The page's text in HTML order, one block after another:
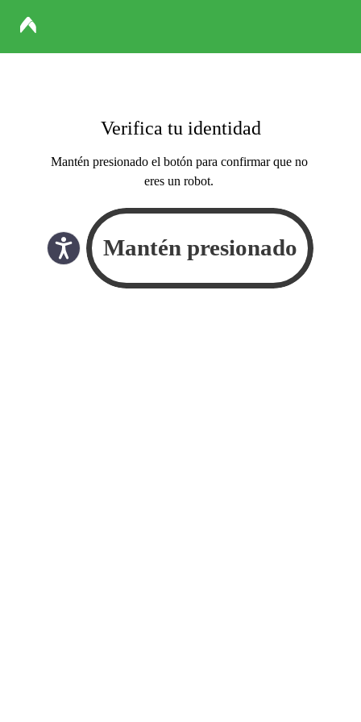
Verifica tu identidad
Mantén presionado el botón para confirmar que no
eres un robot.